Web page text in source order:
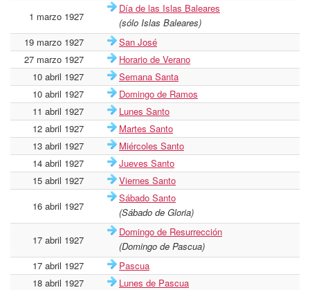
1 marzo 1927
Día de las Islas Baleares
(sólo Islas Baleares)
19 marzo 1927
San José
27 marzo 1927
Horario de Verano
10 abril 1927
Semana Santa
10 abril 1927
Domingo de Ramos
11 abril 1927
Lunes Santo
12 abril 1927
Martes Santo
13 abril 1927
Miércoles Santo
14 abril 1927
Jueves Santo
15 abril 1927
Viernes Santo
16 abril 1927
Sábado Santo
(Sábado de Gloria)
17 abril 1927
Domingo de Resurrección
(Domingo de Pascua)
17 abril 1927
Pascua
18 abril 1927
Lunes de Pascua